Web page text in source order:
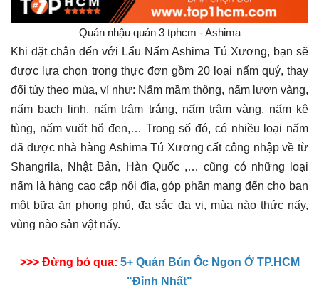
Quán nhậu quán 3 tphcm - Ashima
Khi đặt chân đến với Lẩu Nấm Ashima Tú Xương, bạn sẽ
được lựa chọn trong thực đơn gồm 20 loại nấm quý, thay
đổi tùy theo mùa, ví như: Nấm mầm thông, nấm lươn vàng,
nấm bạch linh, nấm trâm trắng, nấm trâm vàng, nấm kê
tùng, nấm vuốt hổ đen,… Trong số đó, có nhiều loại nấm
đã được nhà hàng Ashima Tú Xương cất công nhập về từ
Shangrila, Nhật Bản, Hàn Quốc ,… cũng có những loại
nấm là hàng cao cấp nội địa, góp phần mang đến cho bạn
một bữa ăn phong phú, đa sắc đa vị, mùa nào thức nấy,
vùng nào sản vật nấy.
>>> Đừng bỏ qua: 5+ Quán Bún Ốc Ngon Ở TP.HCM
"Đỉnh Nhất"